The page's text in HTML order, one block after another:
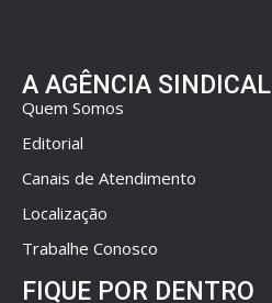
A AGÊNCIA SINDICAL
Quem Somos
Editorial
Canais de Atendimento
Localização
Trabalhe Conosco
FIQUE POR DENTRO